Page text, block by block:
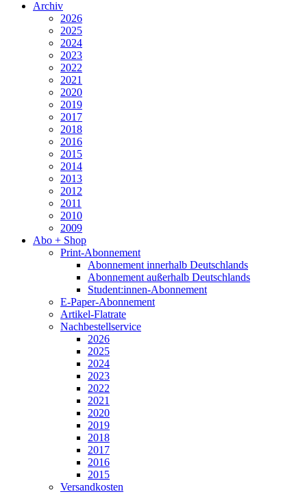
Archiv
2026
2025
2024
2023
2022
2021
2020
2019
2017
2018
2016
2015
2014
2013
2012
2011
2010
2009
Abo + Shop
Print-Abonnement
Abonnement innerhalb Deutschlands
Abonnement außerhalb Deutschlands
Student:innen-Abonnement
E-Paper-Abonnement
Artikel-Flatrate
Nachbestellservice
2026
2025
2024
2023
2022
2021
2020
2019
2018
2017
2016
2015
Versandkosten